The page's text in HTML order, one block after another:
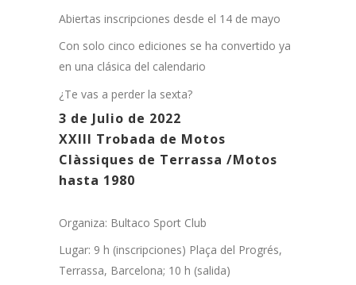
Abiertas inscripciones desde el 14 de mayo
Con solo cinco ediciones se ha convertido ya
en una clásica del calendario
¿Te vas a perder la sexta?
3 de Julio de 2022
XXIII Trobada de Motos
Clàssiques de Terrassa /Motos
hasta 1980
Organiza: Bultaco Sport Club
Lugar: 9 h (inscripciones) Plaça del Progrés,
Terrassa, Barcelona; 10 h (salida)